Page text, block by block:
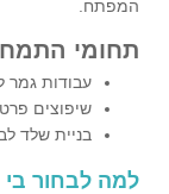
המפתח.
תחומי
עבודות גמר
שיפוצים
בניית שלד
למה לבחור בי